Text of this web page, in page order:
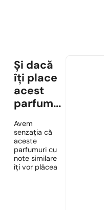
Și dacă
îți place
acest
parfum...
Avem
senzația că
aceste
parfumuri cu
note similare
îți vor plăcea